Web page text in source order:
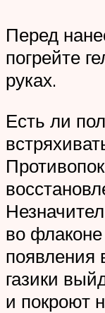
Перед
погрейте
руках.
Есть ли
во флаконе
появления
газики
и покроют